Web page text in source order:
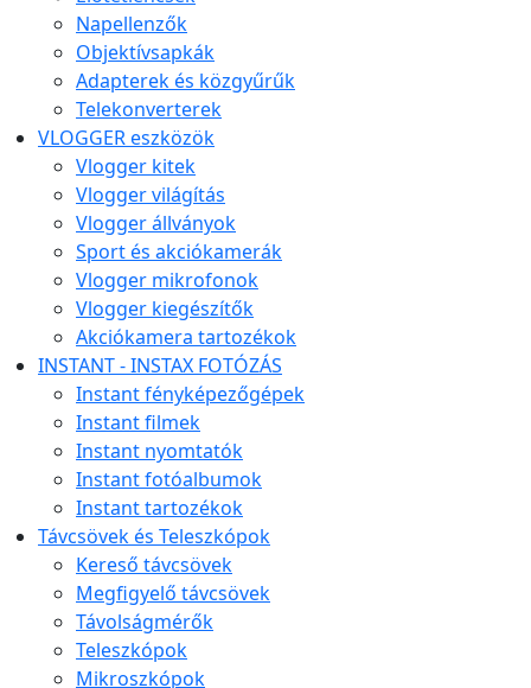
Napellenzők
Objektívsapkák
Adapterek és közgyűrűk
Telekonverterek
VLOGGER eszközök
Vlogger kitek
Vlogger világítás
Vlogger állványok
Sport és akciókamerák
Vlogger mikrofonok
Vlogger kiegészítők
Akciókamera tartozékok
INSTANT - INSTAX FOTÓZÁS
Instant fényképezőgépek
Instant filmek
Instant nyomtatók
Instant fotóalbumok
Instant tartozékok
Távcsövek és Teleszkópok
Kereső távcsövek
Megfigyelő távcsövek
Távolságmérők
Teleszkópok
Mikroszkópok